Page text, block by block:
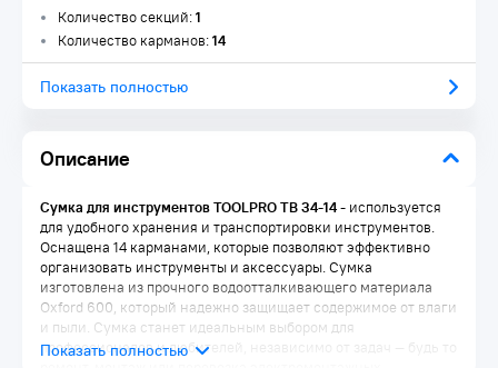
Описание
Количество секций:1
Количество карманов:14
Показать полностью
Сумка для инструментов TOOLPRO TB 34-14- используется
для удобного хранения и транспортировки инструментов.
Оснащена 14 карманами, которые позволяют эффективно
организовать инструменты и аксессуары. Сумка
изготовлена из прочного водоотталкивающего материала
Oxford 600, который надежно защищает содержимое от влаги
и пыли. Сумка станет идеальным выбором для
профессионалов и любителей, независимо от задач — будь то